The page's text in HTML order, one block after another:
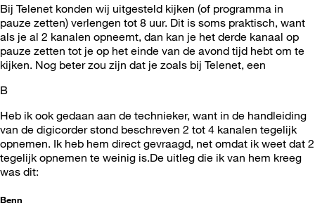
Bij Telenet konden wij uitgesteld kijken (of programma in
pauze zetten) verlengen tot 8 uur. Dit is soms praktisch, want
als je al 2 kanalen opneemt, dan kan je het derde kanaal op
pauze zetten tot je op het einde van de avond tijd hebt om te
kijken. Nog beter zou zijn dat je zoals bij Telenet, een
B
Heb ik ook gedaan aan de technieker, want in de handleiding
van de digicorder stond beschreven 2 tot 4 kanalen tegelijk
opnemen. Ik heb hem direct gevraagd, net omdat ik weet dat 2
tegelijk opnemen te weinig is.De uitleg die ik van hem kreeg
was dit:
Benn